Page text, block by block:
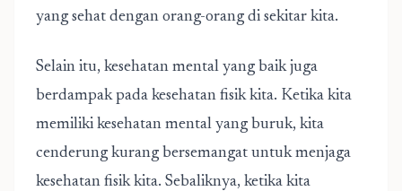
yang sehat dengan orang-orang di sekitar kita.
Selain itu, kesehatan mental yang baik juga
berdampak pada kesehatan fisik kita. Ketika kita
memiliki kesehatan mental yang buruk, kita
cenderung kurang bersemangat untuk menjaga
kesehatan fisik kita. Sebaliknya, ketika kita